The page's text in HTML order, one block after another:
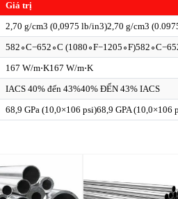
Giá trị
2,70 g/cm3 (0,0975 lb/in3)2,70 g/cm3 (
582∘C−652∘C (1080∘F−1205∘F)582 ∘C−65
167 W/m⋅K167 W/m⋅K
IACS 40% đến 43%40% ĐẾN 43% IACS
68,9 GPa (10,0×106 psi)68,9 GPA (10,0×1 06